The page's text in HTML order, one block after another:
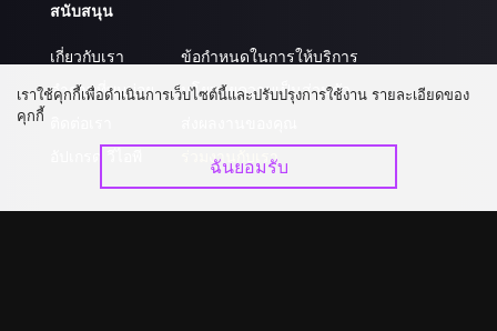
สนับสนุน
เกี่ยวกับเรา
คำถามที่พบบ่อย
ข้อกำหนดในการให้บริการ
นโยบายความเป็นส่วนตัว
ร่วมงานกับเรา
เราใช้คุกกี้เพื่อดำเนินการเว็บไซต์นี้และปรับปรุงการใช้งาน รายละเอียดของ
คุกกี้
ฉันยอมรับ